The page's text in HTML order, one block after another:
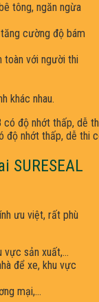
tông, ngăn ngừa
cường độ bám
toàn với người thi
khác nhau.
độ nhớt thấp, dễ thi
SURESEAL
ưu việt, rất phù
vực sản xuất,…
để xe, khu vực
mại,…